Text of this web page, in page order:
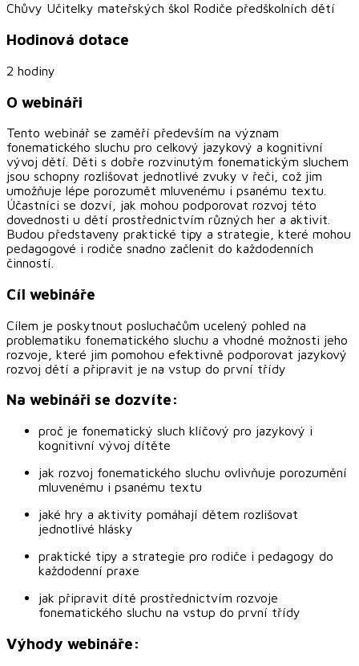
Chůvy Učitelky mateřských škol Rodiče předškolních dětí
Hodinová dotace
2 hodiny
O webináři
Tento webinář se zaměří především na význam
fonematického sluchu pro celkový jazykový a kognitivní
vývoj dětí. Děti s dobře rozvinutým fonematickým sluchem
jsou schopny rozlišovat jednotlivé zvuky v řeči, což jim
umožňuje lépe porozumět mluvenému i psanému textu.
Účastníci se dozví, jak mohou podporovat rozvoj této
dovednosti u dětí prostřednictvím různých her a aktivit.
Budou představeny praktické tipy a strategie, které mohou
pedagogové i rodiče snadno začlenit do každodenních
činností.
Cíl webináře
Cílem je poskytnout posluchačům ucelený pohled na
problematiku fonematického sluchu a vhodné možnosti jeho
rozvoje, které jim pomohou efektivně podporovat jazykový
rozvoj dětí a připravit je na vstup do první třídy
Na webináři se dozvíte:
proč je fonematický sluch klíčový pro jazykový i
kognitivní vývoj dítěte
jak rozvoj fonematického sluchu ovlivňuje porozumění
mluvenému i psanému textu
jaké hry a aktivity pomáhají dětem rozlišovat
jednotlivé hlásky
praktické tipy a strategie pro rodiče i pedagogy do
každodenní praxe
jak připravit dítě prostřednictvím rozvoje
fonematického sluchu na vstup do první třídy
Výhody webináře: